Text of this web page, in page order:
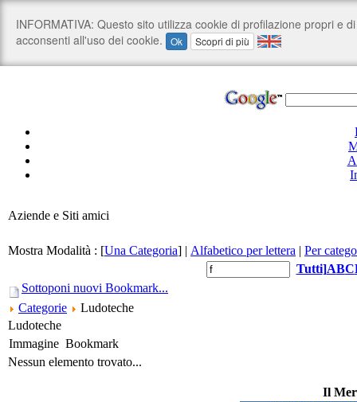
Aziende e Siti amici
Mostra Modalità : [Una Categoria] | Alfabetico per lettera | Per
Tutti]ABC
Sottoponi nuovi Bookmark...
Categorie
Ludoteche
Ludoteche
Immagine Bookmark
Nessun elemento trovato...
Il